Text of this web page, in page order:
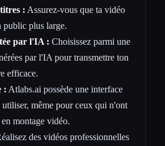
: Assurez-vous que ta vidéo
public plus large.
par l'IA : Choisissez parmi une
par l'IA pour transmettre ton
efficace.
: Atlabs.ai possède une interface
même pour ceux qui n'ont
montage vidéo.
des vidéos professionnelles